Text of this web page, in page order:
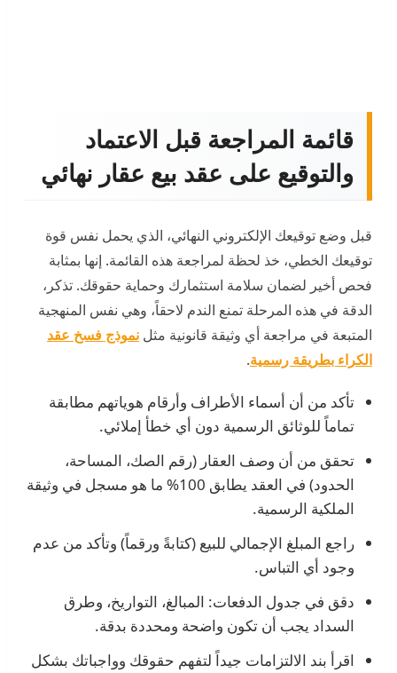
قائمة المراجعة قبل الاعتماد
والتوقيع على عقد بيع عقار نهائي
قبل وضع توقيعك الإلكتروني النهائي، الذي يحمل نفس قوة
توقيعك الخطي، خذ لحظة لمراجعة هذه القائمة. إنها بمثابة
فحص أخير لضمان سلامة استثمارك وحماية حقوقك. تذكر،
الدقة في هذه المرحلة تمنع الندم لاحقاً، وهي نفس المنهجية
المتبعة في مراجعة أي وثيقة قانونية مثل نموذج فسخ عقد
الكراء بطريقة رسمية.
تأكد من أن أسماء الأطراف وأرقام هوياتهم مطابقة
تماماً للوثائق الرسمية دون أي خطأ إملائي.
تحقق من أن وصف العقار (رقم الصك، المساحة،
الحدود) في العقد يطابق 100% ما هو مسجل في وثيقة
الملكية الرسمية.
راجع المبلغ الإجمالي للبيع (كتابةً ورقماً) وتأكد من عدم
وجود أي التباس.
دقق في جدول الدفعات: المبالغ، التواريخ، وطرق
السداد يجب أن تكون واضحة ومحددة بدقة.
اقرأ بند الالتزامات جيداً لتفهم حقوقك وواجباتك بشكل